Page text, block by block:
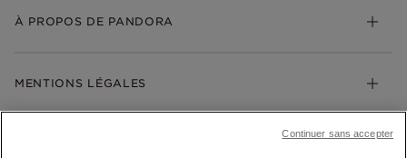
Trouver une boutique
Échanges et retours
Prix en ligne et en boutique
Plan du site
Gravure
À PROPOS DE PANDORA
Carrières
MENTIONS LÉGALES
Continuer sans accepter